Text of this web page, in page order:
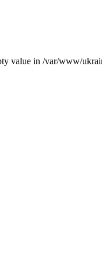
value in /var/www/